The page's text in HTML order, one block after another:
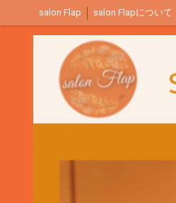
salon Flap salon Flapについて